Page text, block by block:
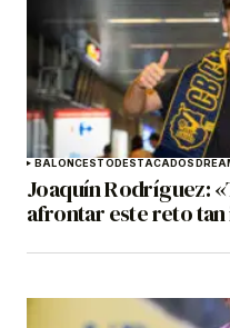
BALONCESTODESTACADOS
Joaquín Rodríguez:
afrontar este reto